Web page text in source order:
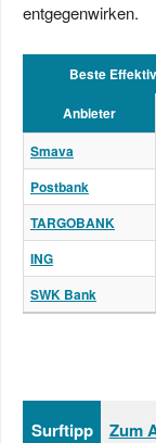
entgegenwirken.
Beste
Anbieter
Smava
Postbank
TARGOBANK
ING
SWK Bank
Surftipp Zum